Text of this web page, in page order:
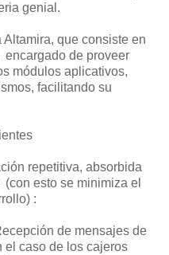
genial.
que consiste en
de proveer
módulos aplicativos,
facilitando su
repetitiva, absorbida
esto se minimiza el
:
de mensajes de
el caso de los cajeros